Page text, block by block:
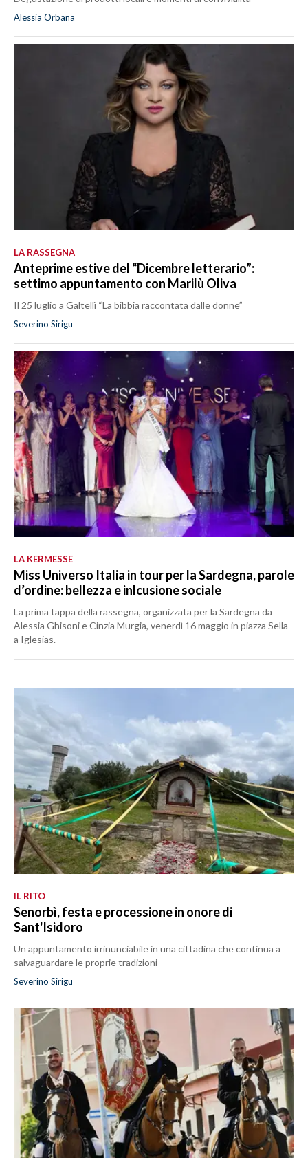
Alessia Orbana
LA RASSEGNA
Anteprime estive del “Dicembre letterario”:
settimo appuntamento con Marilù Oliva
Il 25 luglio a Galtellì “La bibbia raccontata dalle donne”
Severino Sirigu
LA KERMESSE
Miss Universo Italia in tour per la Sardegna, parole
d’ordine: bellezza e inlcusione sociale
La prima tappa della rassegna, organizzata per la Sardegna da
Alessia Ghisoni e Cinzia Murgia, venerdì 16 maggio in piazza Sella
a Iglesias.
IL RITO
Senorbì, festa e processione in onore di
Sant'Isidoro
Un appuntamento irrinunciabile in una cittadina che continua a
salvaguardare le proprie tradizioni
Severino Sirigu